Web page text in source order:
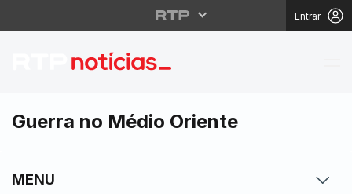
Entrar
Personalidades
Guerra no Médio Oriente
MENU